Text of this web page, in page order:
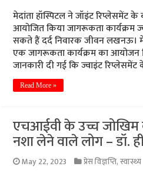
मेदांता हॉस्पिटल ने जॉइंट रिप्लेसमेंट के
आयोजित किया जागरूकता कार्यक्रम
सकते हैं दर्द निवारक जीवन लखनऊ।
एक जागरूकता कार्यक्रम का आयोजन
जानकारी दी गई कि ज्वाइंट
Read More »
एचआईवी के उच्च जोखिम
नशा लेने वाले लोग – डॉ.
May 22, 2023 प्रेस विज्ञप्ति,स्वास्थ्य